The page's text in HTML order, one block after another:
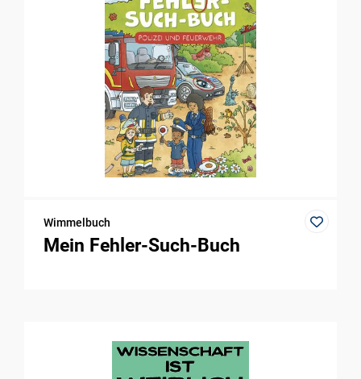
Wimmelbuch
Mein Fehler-Such-Buch